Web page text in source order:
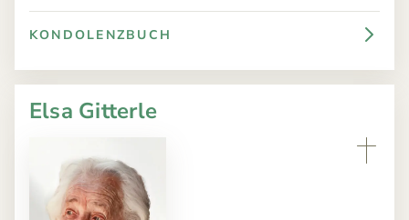
KONDOLENZBUCH
Elsa Gitterle